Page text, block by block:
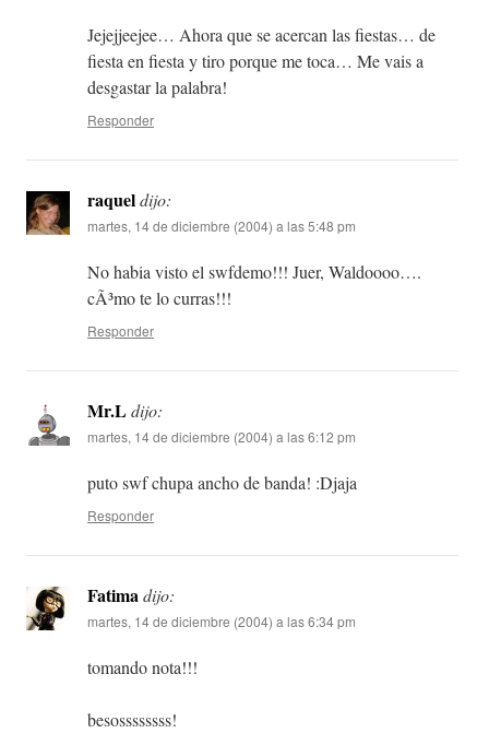
Jejejjeejee… Ahora que se acercan las fiestas… de
fiesta en fiesta y tiro porque me toca… Me vais a
desgastar la palabra!
Responder
raqueldijo:
martes, 14 de diciembre (2004) a las 5:48 pm
No habia visto el swfdemo!!! Juer, Waldoooo….
cÃ³mo te lo curras!!!
Responder
Mr.Ldijo:
martes, 14 de diciembre (2004) a las 6:12 pm
puto swf chupa ancho de banda! :Djaja
Responder
Fatimadijo:
martes, 14 de diciembre (2004) a las 6:34 pm
tomando nota!!!
besossssssss!